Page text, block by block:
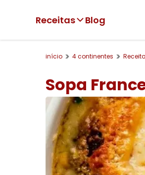
Receitas Blog
início 4 continentes
Sopa